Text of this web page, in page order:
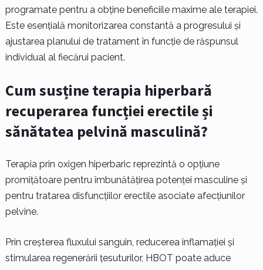
programate pentru a obține beneficiile maxime ale terapiei.
Este esențială monitorizarea constantă a progresului și
ajustarea planului de tratament în funcție de răspunsul
individual al fiecărui pacient.
Cum susține terapia hiperbară
recuperarea funcției erectile și
sănătatea pelvină masculină?
Terapia prin oxigen hiperbaric reprezintă o opțiune
promițătoare pentru îmbunătățirea potenței masculine și
pentru tratarea disfuncțiilor erectile asociate afecțiunilor
pelvine.
Prin creșterea fluxului sanguin, reducerea inflamației și
stimularea regenerării țesuturilor, HBOT poate aduce